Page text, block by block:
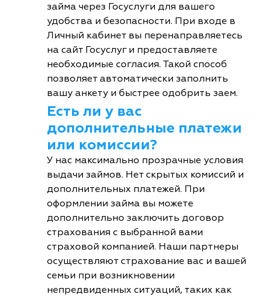
займа через Госуслуги для вашего
удобства и безопасности. При входе в
Личный кабинет вы перенаправляетесь
на сайт Госуслуг и предоставляете
необходимые согласия. Такой способ
позволяет автоматически заполнить
вашу анкету и быстрее одобрить заем.
Есть ли у вас
дополнительные платежи
или комиссии?
У нас максимально прозрачные условия
выдачи займов. Нет скрытых комиссий и
дополнительных платежей. При
оформлении займа вы можете
дополнительно заключить договор
страхования с выбранной вами
страховой компанией. Наши партнеры
осуществляют страхование вас и вашей
семьи при возникновении
непредвиденных ситуаций, таких как